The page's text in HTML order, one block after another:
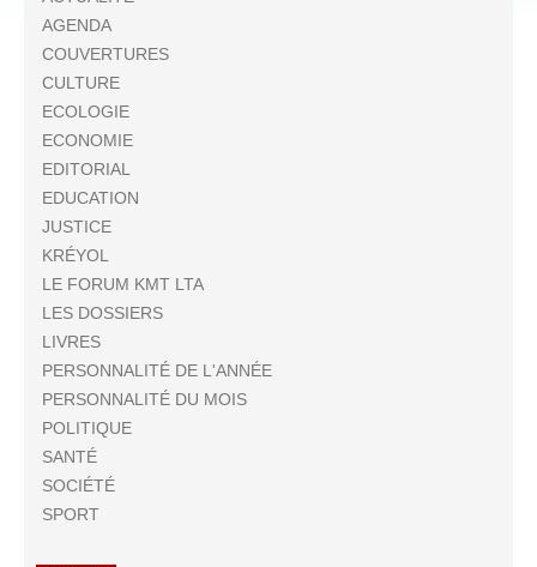
AGENDA
COUVERTURES
CULTURE
ECOLOGIE
ECONOMIE
EDITORIAL
EDUCATION
JUSTICE
KRÉYOL
LE FORUM KMT LTA
LES DOSSIERS
LIVRES
PERSONNALITÉ DE L'ANNÉE
PERSONNALITÉ DU MOIS
POLITIQUE
SANTÉ
SOCIÉTÉ
SPORT